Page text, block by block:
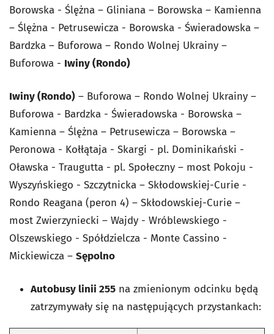
Borowska - Ślężna – Gliniana – Borowska – Kamienna
– Ślężna - Petrusewicza - Borowska - Świeradowska –
Bardzka – Buforowa – Rondo Wolnej Ukrainy –
Buforowa - Iwiny (Rondo)
Iwiny (Rondo) – Buforowa – Rondo Wolnej Ukrainy –
Buforowa - Bardzka - Świeradowska - Borowska –
Kamienna – Ślężna – Petrusewicza – Borowska –
Peronowa - Kołłątaja - Skargi - pl. Dominikański -
Oławska - Traugutta - pl. Społeczny – most Pokoju -
Wyszyńskiego - Szczytnicka – Skłodowskiej-Curie -
Rondo Reagana (peron 4) – Skłodowskiej-Curie –
most Zwierzyniecki – Wajdy - Wróblewskiego -
Olszewskiego - Spółdzielcza - Monte Cassino -
Mickiewicza – Sępolno
Autobusy linii 255 na zmienionym odcinku będą
zatrzymywały się na następujących przystankach: